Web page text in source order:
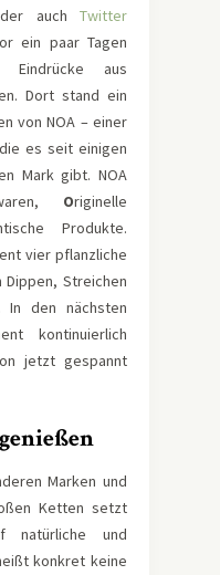
auchTwitter
ein paar Tagen
aus
Dort stand ein
von NOA – einer
es seit einigen
Mark gibt. NOA
Originelle
Produkte.
vier pflanzliche
Streichen
In den nächsten
kontinuierlich
jetzt gespannt
Marken und
Ketten setzt
natürliche und
konkret keine